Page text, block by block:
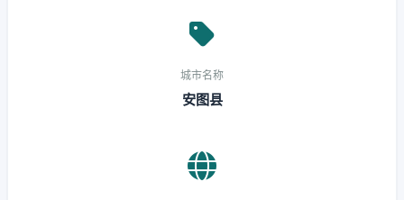
城市名称
安图县